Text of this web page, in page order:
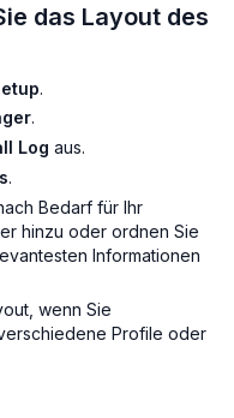
das Layout des
.
.
Log aus.
.
Bedarf für Ihr
hinzu oder ordnen Sie
Informationen
wenn Sie
Profile oder